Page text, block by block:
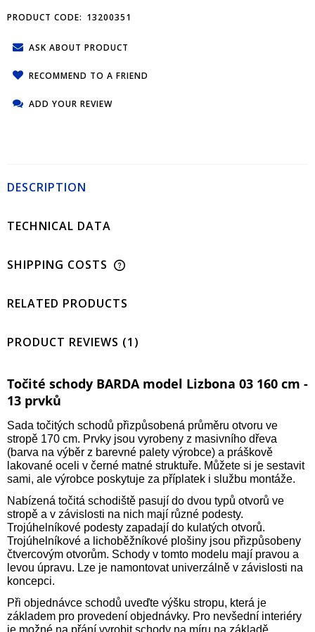
PRODUCT CODE: 13200351
ASK ABOUT PRODUCT
RECOMMEND TO A FRIEND
ADD YOUR REVIEW
DESCRIPTION
TECHNICAL DATA
SHIPPING COSTS
RELATED PRODUCTS
PRODUCT REVIEWS (1)
Točité schody BARDA model Lizbona 03 160 cm -
13 prvků
Sada točitých schodů přizpůsobená průměru otvoru ve
stropě 170 cm. Prvky jsou vyrobeny z masivního dřeva
(barva na výběr z barevné palety výrobce) a práškově
lakované oceli v černé matné struktuře. Můžete si je sestavit
sami, ale výrobce poskytuje za příplatek i službu montáže.
Nabízená točitá schodiště pasují do dvou typů otvorů ve
stropě a v závislosti na nich mají různé podesty.
Trojúhelníkové podesty zapadají do kulatých otvorů.
Trojúhelníkové a lichoběžníkové plošiny jsou přizpůsobeny
čtvercovým otvorům. Schody v tomto modelu mají pravou a
levou úpravu. Lze je namontovat univerzálně v závislosti na
koncepci.
Při objednávce schodů uveďte výšku stropu, která je
základem pro provedení objednávky. Pro nevšední interiéry
je možné na přání vyrobit schody na míru na základě